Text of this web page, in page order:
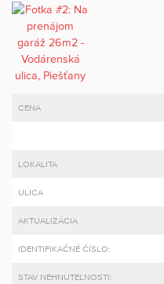
CENA
LOKALITA
ULICA
AKTUALIZÁCIA
IDENTIFIKAČNÉ ČÍSLO:
STAV NEHNUTEĽNOSTI: